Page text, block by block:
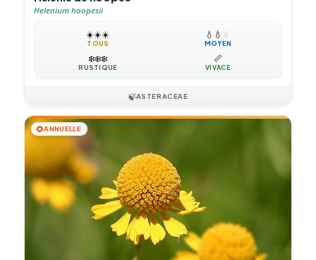
Helenium hoopesii
☀️☀️☀️
TOUS
💧 💧 💧
MOYEN
❄️❄️❄️
RUSTIQUE
📏
VIVACE
🍃ASTERACEAE
🌻ANNUELLE